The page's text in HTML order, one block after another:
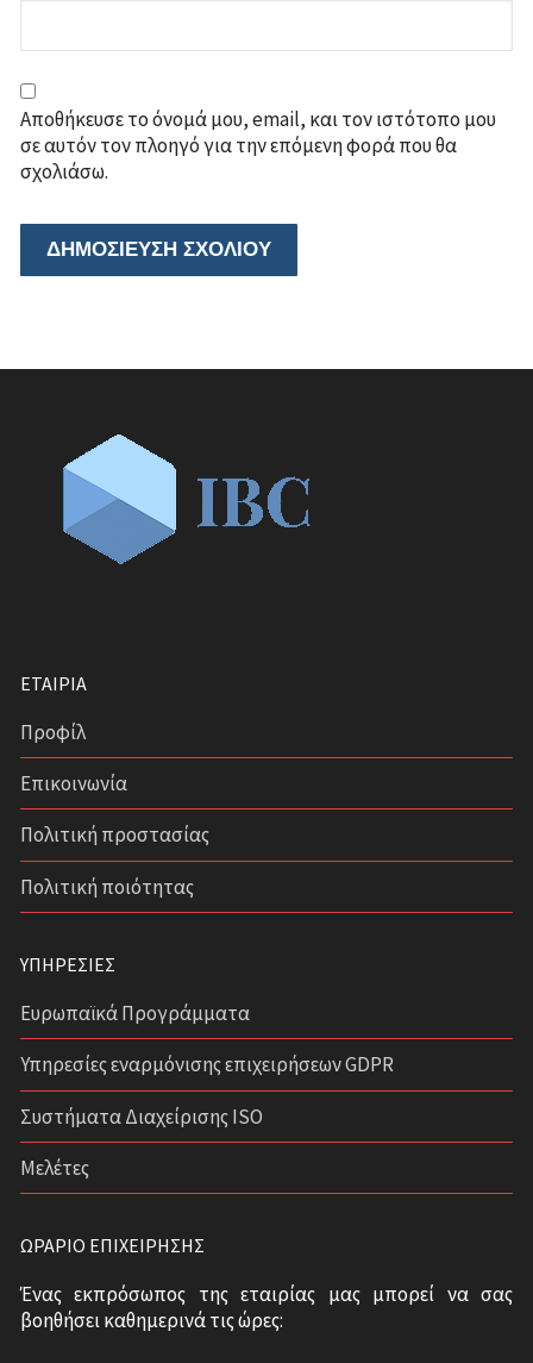
Αποθήκευσε το όνομά μου, email, και τον ιστότοπο μου
σε αυτόν τον πλοηγό για την επόμενη φορά που θα
σχολιάσω.
ΕΤΑΙΡΊΑ
Προφίλ
Επικοινωνία
Πολιτική προστασίας
Πολιτική ποιότητας
ΥΠΗΡΕΣΊΕΣ
Ευρωπαϊκά Προγράμματα
Υπηρεσίες εναρμόνισης επιχειρήσεων GDPR
Συστήματα Διαχείρισης ISO
Μελέτες
ΩΡΆΡΙΟ ΕΠΙΧΕΊΡΗΣΗΣ
Ένας εκπρόσωπος της εταιρίας μας μπορεί να σας
βοηθήσει καθημερινά τις ώρες: